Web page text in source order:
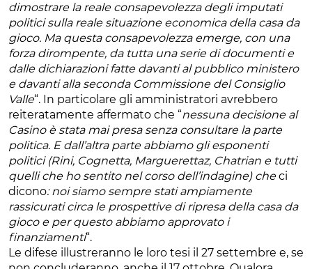
dimostrare la reale consapevolezza degli imputati
politici sulla reale situazione economica della casa da
gioco. Ma questa consapevolezza emerge, con una
forza dirompente, da tutta una serie di documenti e
dalle dichiarazioni fatte davanti al pubblico ministero
e davanti alla seconda Commissione del Consiglio
Valle“. In particolare gli amministratori avrebbero
reiteratamente affermato che “nessuna decisione al
Casino è stata mai presa senza consultare la parte
politica. E dall’altra parte abbiamo gli esponenti
politici (Rini, Cognetta, Marguerettaz, Chatrian e tutti
quelli che ho sentito nel corso dell’indagine) checi
dicono: noi siamo sempre stati ampiamente
rassicurati circa le prospettive di ripresa della casa da
gioco e per questo abbiamo approvato i
finanziamenti“.
Le difese illustreranno le loro tesi il 27 settembre e, se